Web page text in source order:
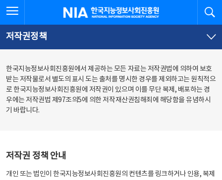
문
로
가
체
뉴
바
가
한국지능정보사회진흥원
저작권정책
한국지능정보사회진흥원에서 제공하는 모든 자료는 저작권법에 의하여 보호
받는 저작물로서 별도의 표시 도는 출처를 명시한 경우를 제외하고는 원칙적으
로 한국지능정보사회진흥원에 저작권이 있으며 이를 무단 복제, 배포하는 경
우에는 저작권법 제97조의5에 의한 저작재산권침해죄에 해당함을 유념하시
기 바랍니다.
저작권 정책 안내
개인 또는 법인이 한국지능정보사회진흥원의 컨텐츠를 링크하거나 인용, 복제